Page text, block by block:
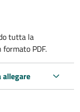
tutta la
PDF.
allegare